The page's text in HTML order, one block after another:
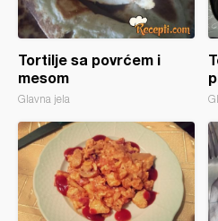
Tortilje sa povrćem i
mesom
Glavna jela